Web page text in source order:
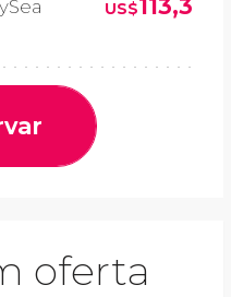
US$113,3
oferta